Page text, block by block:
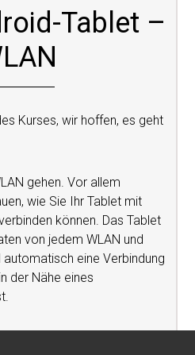
Tablet –
Kurses, wir hoffen, es geht
gehen. Vor allem
wie Sie Ihr Tablet mit
können. Das Tablet
von jedem WLAN und
eine Verbindung
der Nähe eines